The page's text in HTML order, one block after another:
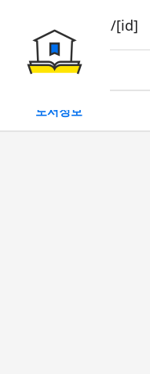
book/rent/[id]
대여
도서정보